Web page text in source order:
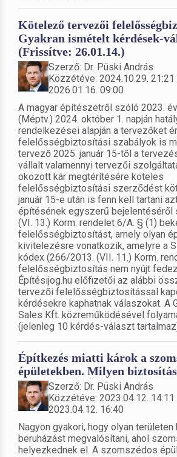
Kötelező tervezői
Gyakran ismételt kérdések-
(Frissítve: 26.01.14.)
Szerző: Dr. Püski András
Közzétéve: 2024.10.29.
2026.01.16. 09:00
A magyar építészetről szóló 2023.
(Méptv.) 2024. október 1. napján
rendelkezései alapján a tervezőket
felelősségbiztosítási szabályok is
tervező 2025. január 15-től a
vállalt valamennyi tervezői
okozott kár megtérítésére köteles
felelősségbiztosítási szerződést
január 15-e után is fenn kell tartani
építésének egyszerű bejelentéséről
(VI. 13.) Korm. rendelet 6/A. § (1)
felelősségbiztosítást, amely olyan
kivitelezésre vonatkozik, amelyre a
kódex (266/2013. (VII. 11.) Korm.
felelősségbiztosítás nem nyújt
Építésijog.hu előfizetői az alábbi
tervezői felelősségbiztosítással
kérdésekre kaphatnak válaszokat. A
Sales Kft. közreműködésével
(jelenleg 10 kérdés-választ
Építkezés miatti károk a
épületekben. Milyen
Szerző: Dr. Püski András
Közzétéve: 2023.04.12.
2023.04.12. 16:40
Nagyon gyakori, hogy olyan
beruházást megvalósítani, ahol
helyezkednek el. A szomszédos